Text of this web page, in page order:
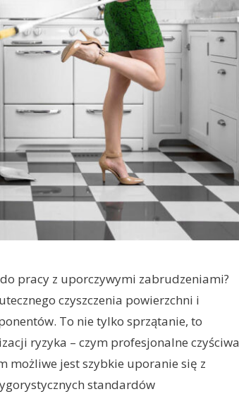
pracy z uporczywymi zabrudzeniami?
czyszczenia powierzchni i
To nie tylko sprzątanie, to
ryzyka – czym profesjonalne czyściwa
możliwe jest szybkie uporanie się z
standardów